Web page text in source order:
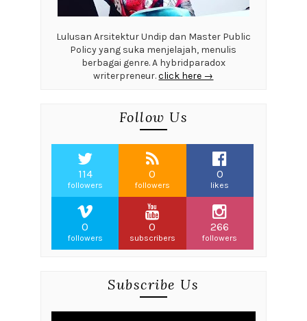
Lulusan Arsitektur Undip dan Master Public
Policy yang suka menjelajah, menulis
berbagai genre. A hybridparadox
writerpreneur.click here →
Follow Us
114
followers
0
followers
0
likes
0
followers
0
subscribers
266
followers
Subscribe Us